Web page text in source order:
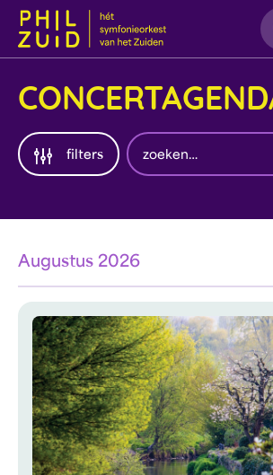
filters
Augustus 2026